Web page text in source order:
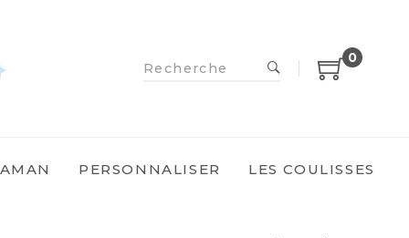
0
PERSONNALISER LES COULISSES